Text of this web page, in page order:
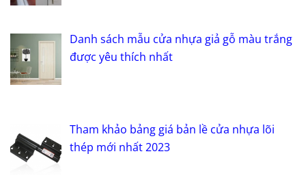
Danh sách mẫu cửa nhựa giả gỗ màu trắng
được yêu thích nhất
Tham khảo bảng giá bản lề cửa nhựa lõi
thép mới nhất 2023